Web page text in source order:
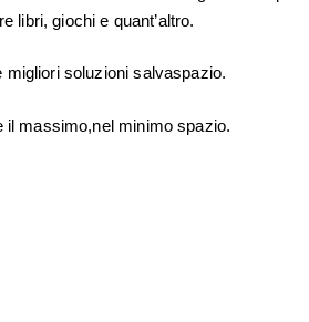
libri, giochi e quant’altro.
soluzioni salvaspazio.
il massimo,nel minimo spazio.